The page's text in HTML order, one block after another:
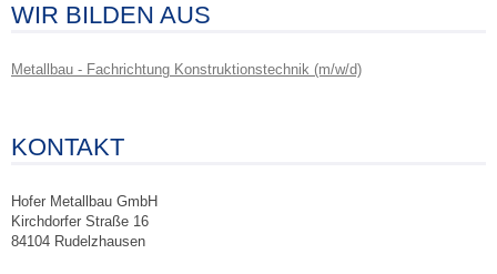
WIR BILDEN AUS
Metallbau - Fachrichtung Konstruktionstechnik (m/w/d)
KONTAKT
Hofer Metallbau GmbH
Kirchdorfer Straße 16
84104 Rudelzhausen